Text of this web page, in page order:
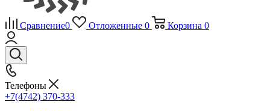
Сравнение0 Отложенные 0 Корзина 0
Телефоны
+7(4742) 370-333